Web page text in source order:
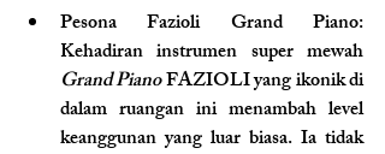
Pesona Fazioli Grand Piano:
Grand Piano FAZIOLI yang ikonik di
dalam ruangan ini menambah level
keanggunan yang luar biasa. Ia tidak